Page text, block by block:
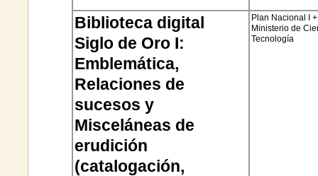
Biblioteca digital
Siglo de Oro I:
Emblemática,
Relaciones de
sucesos y
Misceláneas de
erudición
(catalogación,
Plan Nacional I
Ministerio de
Tecnología